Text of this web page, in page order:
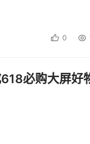
合设计打造的“IoT
它汇集了物联网消
同打造IoT实战型人
是因为华清远见认
来在工控领域应用
，提升并丰富嵌入
0
必购大屏好